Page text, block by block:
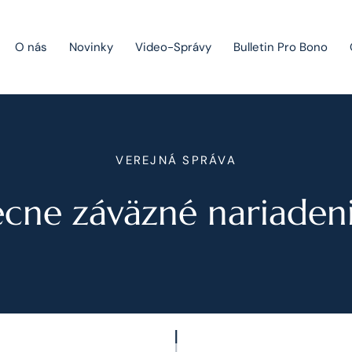
O nás Novinky Video-Správy Bulletin Pro Bono
obchodných spoločností
VEREJNÁ SPRÁVA
záväzné